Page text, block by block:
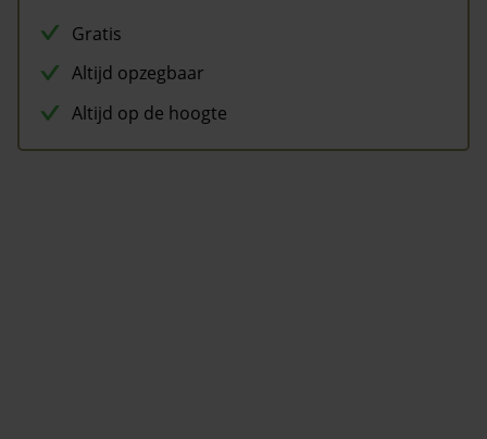
Gratis
Altijd opzegbaar
Altijd op de hoogte